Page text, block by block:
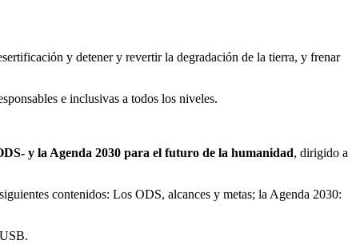
y detener y revertir la degradación de la tierra, y frenar
e inclusivas a todos los niveles.
y la Agenda 2030 para el futuro de la humanidad, dirigido a
contenidos: Los ODS, alcances y metas; la Agenda 2030: